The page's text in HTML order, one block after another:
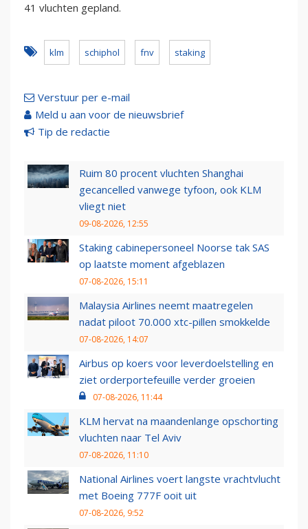
41 vluchten gepland.
klm schiphol fnv staking
Verstuur per e-mail
Meld u aan voor de nieuwsbrief
Tip de redactie
Ruim 80 procent vluchten Shanghai
gecancelled vanwege tyfoon, ook KLM
vliegt niet
09-08-2026, 12:55
Staking cabinepersoneel Noorse tak SAS
op laatste moment afgeblazen
07-08-2026, 15:11
Malaysia Airlines neemt maatregelen
nadat piloot 70.000 xtc-pillen smokkelde
07-08-2026, 14:07
Airbus op koers voor leverdoelstelling en
ziet orderportefeuille verder groeien
07-08-2026, 11:44
KLM hervat na maandenlange opschorting
vluchten naar Tel Aviv
07-08-2026, 11:10
National Airlines voert langste vrachtvlucht
met Boeing 777F ooit uit
07-08-2026, 9:52